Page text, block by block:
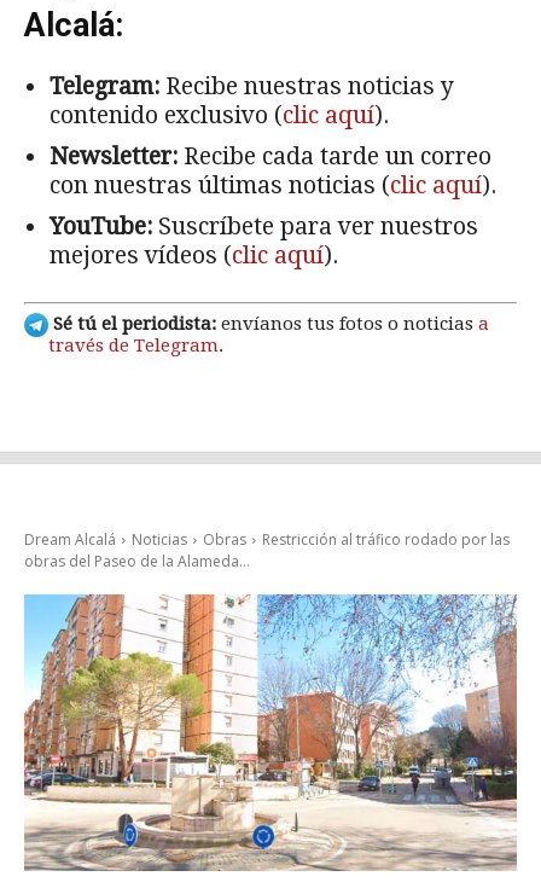
Alcalá:
Telegram: Recibe nuestras noticias y
contenido exclusivo (clic aquí).
Newsletter: Recibe cada tarde un correo
con nuestras últimas noticias (clic aquí).
YouTube: Suscríbete para ver nuestros
mejores vídeos (clic aquí).
Sé tú el periodista: envíanos tus fotos o noticias a
través de Telegram.